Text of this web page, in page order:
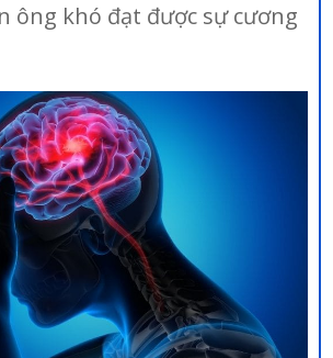
ông khó đạt được sự cương